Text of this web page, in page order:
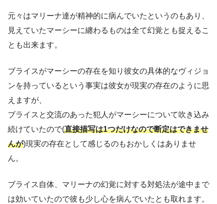
元々はマリーナ達が精神的に病んでいたというのもあり、
見えていたマーシーに纏わるものは全て幻覚とも捉えるこ
とも出来ます。
ブライスがマーシーの存在を知り彼女の具体的なヴィジョ
ンを持っているという事実は彼女が現実の存在のように思
えますが、
ブライスと交流のあった犯人がマーシーについて吹き込み
続けていたので(直接描写は1つだけなので断定はできませ
んが)現実の存在として感じるのもおかしくはありませ
ん。
ブライス自体、マリーナの幻覚に対する対処法が途中まで
は効いていたので彼も少し心を病んでいたとも取れます。